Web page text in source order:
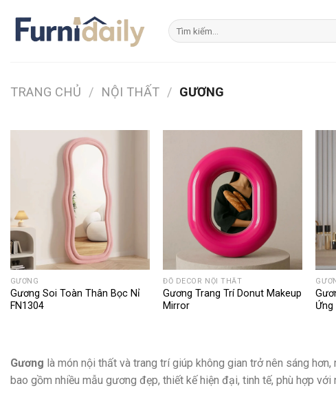
content
Tìm
kiếm:
TRANG CHỦ / NỘI THẤT / GƯƠNG
GƯƠNG
Gương Soi Toàn Thân Bọc Nỉ
FN1304
ĐỒ DECOR NỘI THẤT
Gương Trang Trí Donut Makeup
Mirror
Ứng
Gương là món nội thất và trang trí giúp không gian trở nên sáng
bao gồm nhiều mẫu gương đẹp, thiết kế hiện đại, tinh tế, phù hợp